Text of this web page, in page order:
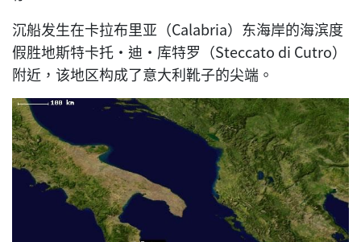
沉船发生在卡拉布里亚（Calabria）东海岸的海滨度
假胜地斯特卡托·迪·库特罗（Steccato di Cutro）
附近，该地区构成了意大利靴子的尖端。